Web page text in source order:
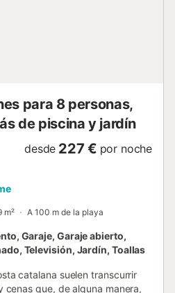
para 8 personas,
de piscina y jardín
desde 227 € por noche
m² A 100 m de la playa
Garaje, Garaje abierto,
Televisión, Jardín, Toallas
catalana suelen transcurrir
cenas que, de alguna manera,